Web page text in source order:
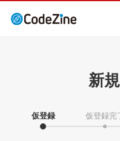
新
仮登録 仮登録完